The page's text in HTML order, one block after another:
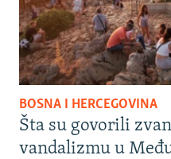
BOSNA I HERCEGOVINA
Šta su govorili
vandalizmu u